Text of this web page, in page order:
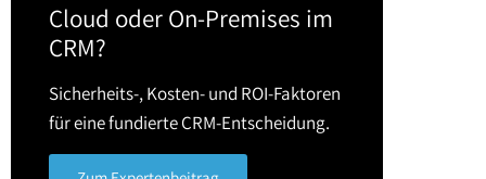
Cloud oder On-Premises im
CRM?
Sicherheits-, Kosten- und ROI-Faktoren
für eine fundierte CRM-Entscheidung.